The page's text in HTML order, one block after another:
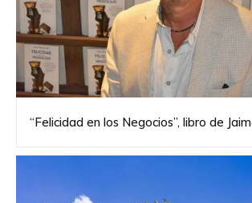
“Felicidad en los Negocios”, libro de